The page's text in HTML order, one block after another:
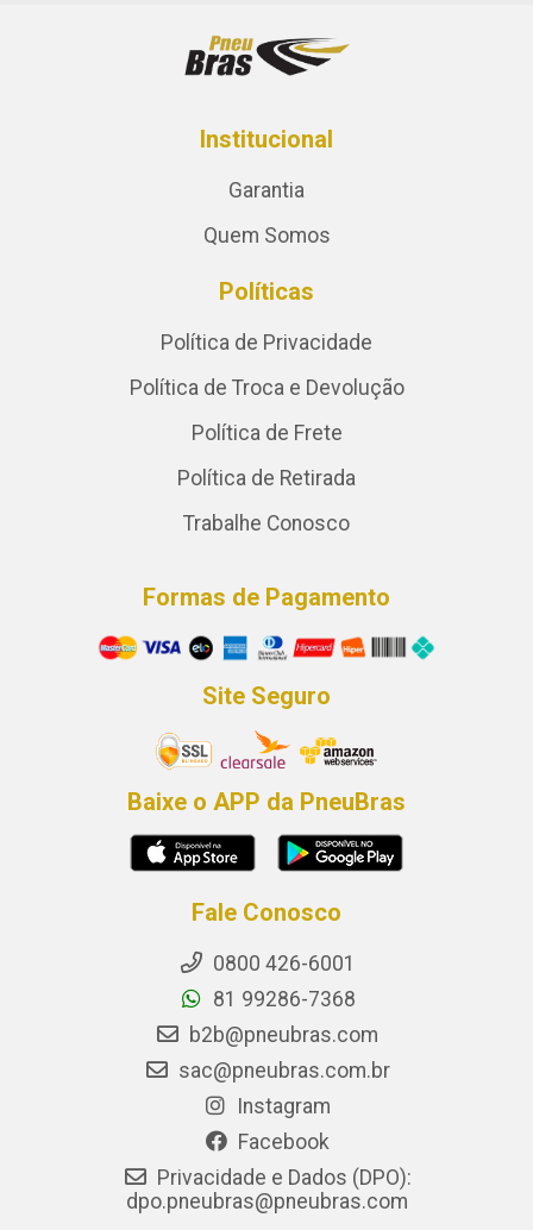
Institucional
Garantia
Quem Somos
Políticas
Política de Privacidade
Política de Troca e Devolução
Política de Frete
Política de Retirada
Trabalhe Conosco
Formas de Pagamento
Site Seguro
Baixe o APP da PneuBras
Fale Conosco
0800 426-6001
81 99286-7368
b2b@pneubras.com
sac@pneubras.com.br
Instagram
Facebook
Privacidade e Dados (DPO):
dpo.pneubras@pneubras.com